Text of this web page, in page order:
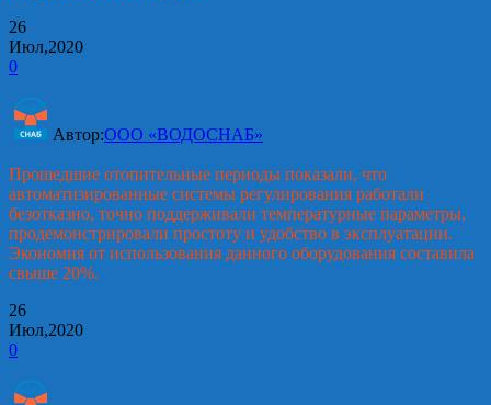
26
Июл,2020
0
Автор:ООО «ВОДОСНАБ»
Прошедшие отопительные периоды показали, что
автоматизированные системы регулирования работали
безотказно, точно поддерживали температурные параметры,
продемонстрировали простоту и удобство в эксплуатации.
Экономия от использования данного оборудования составила
свыше 20%.
26
Июл,2020
0